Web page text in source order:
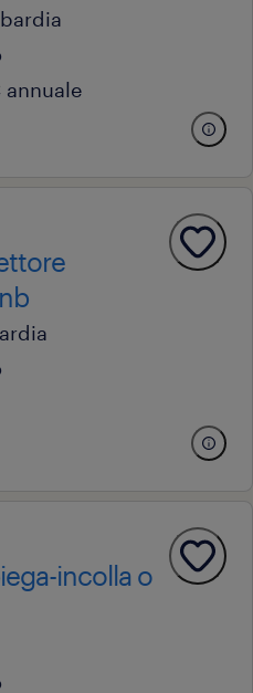
annuale
incolla o